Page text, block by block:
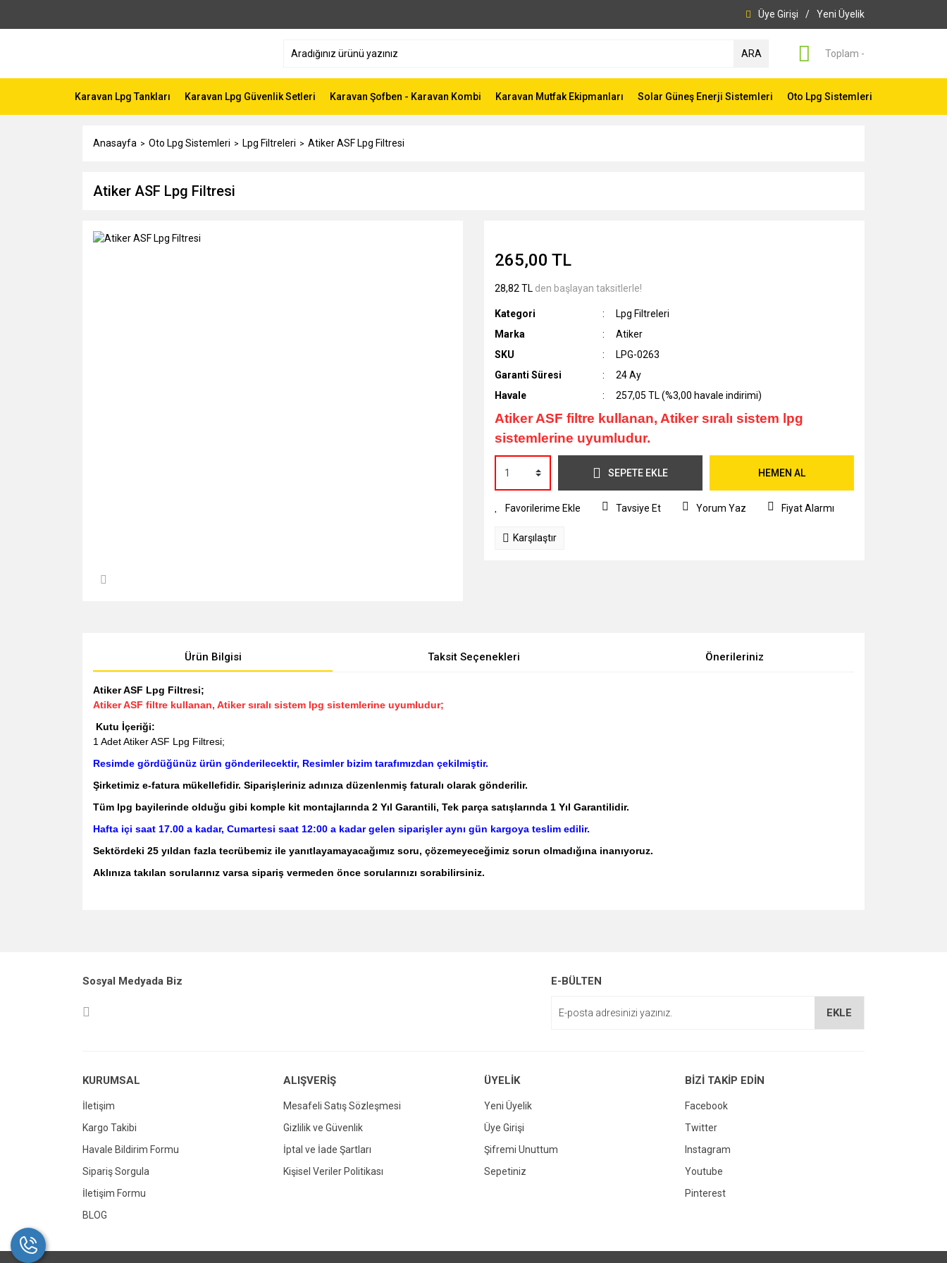
Üye Girişi / Yeni Üyelik
ARA Toplam -
Karavan Lpg Tankları Karavan Lpg Güvenlik Setleri Karavan Şofben - Karavan Kombi Karavan Mutfak Ekipmanları Solar Güneş Enerji Sistemleri Oto Lpg Sistemleri
Anasayfa Oto Lpg Sistemleri Lpg Filtreleri Atiker ASF Lpg Filtresi
Atiker ASF Lpg Filtresi
265,00 TL
28,82 TL den başlayan taksitlerle!
Kategori
Lpg Filtreleri
Marka
Atiker
SKU
LPG-0263
Garanti Süresi
24 Ay
Havale
257,05 TL (%3,00 havale indirimi)
Atiker ASF filtre kullanan, Atiker sıralı sistem lpg
sistemlerine uyumludur.
SEPETE EKLE HEMEN AL
Tavsiye Et Yorum Yaz Fiyat Alarmı
Karşılaştır
Ürün Bilgisi Taksit Seçenekleri Önerileriniz
Atiker ASF Lpg Filtresi;
Atiker ASF filtre kullanan, Atiker sıralı sistem lpg sistemlerine uyumludur;
Kutu İçeriği:
1 Adet Atiker ASF Lpg Filtresi;
Resimde gördüğünüz ürün gönderilecektir, Resimler bizim tarafımızdan çekilmiştir.
Şirketimiz e-fatura mükellefidir. Siparişleriniz adınıza düzenlenmiş faturalı olarak gönderilir.
Tüm lpg bayilerinde olduğu gibi komple kit montajlarında 2 Yıl Garantili, Tek parça satışlarında 1 Yıl Garantilidir.
Hafta içi saat 17.00 a kadar, Cumartesi saat 12:00 a kadar gelen siparişler aynı gün kargoya teslim edilir.
Sektördeki 25 yıldan fazla tecrübemiz ile yanıtlayamayacağımız soru, çözemeyeceğimiz sorun olmadığına inanıyoruz.
Aklınıza takılan sorularınız varsa sipariş vermeden önce sorularınızı sorabilirsiniz.
Ürün açıklamasında eksik bilgiler bulunuyor.
Gönder
Sosyal Medyada Biz E-BÜLTEN
EKLE
KURUMSAL
İletişim
Kargo Takibi
Havale Bildirim Formu
Sipariş Sorgula
İletişim Formu
BLOG
ALIŞVERİŞ
Mesafeli Satış Sözleşmesi
Gizlilik ve Güvenlik
İptal ve İade Şartları
Kişisel Veriler Politikası
ÜYELİK
Yeni Üyelik
Üye Girişi
Şifremi Unuttum
Sepetiniz
BİZİ TAKİP EDİN
Facebook
Twitter
Instagram
Youtube
Pinterest